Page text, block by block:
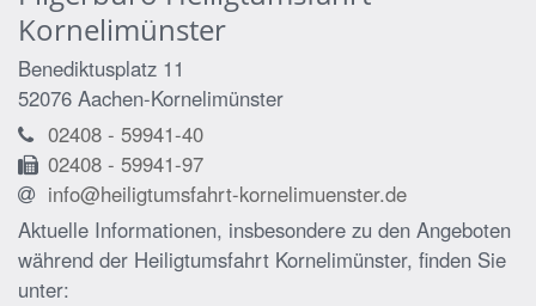
Kornelimünster
Benediktusplatz 11
52076 Aachen-Kornelimünster
02408 - 59941-40
02408 - 59941-97
info@heiligtumsfahrt-kornelimuenster.de
Aktuelle Informationen, insbesondere zu den Angeboten
während der Heiligtumsfahrt Kornelimünster, finden Sie
unter: